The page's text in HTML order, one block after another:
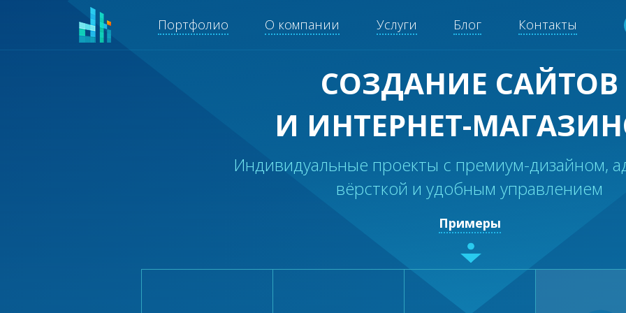
Портфолио О компании Услуги Блог Контакты
СОЗДАНИЕ САЙТОВ
И ИНТЕРНЕТ-
Индивидуальные проекты с премиум-дизайном,
вёрсткой и удобным управлением
Примеры